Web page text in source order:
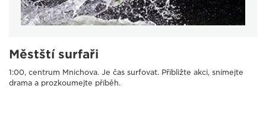
Městští surfaři
1:00, centrum Mnichova. Je čas surfovat. Přibližte akci, snímejte
drama a prozkoumejte příběh.